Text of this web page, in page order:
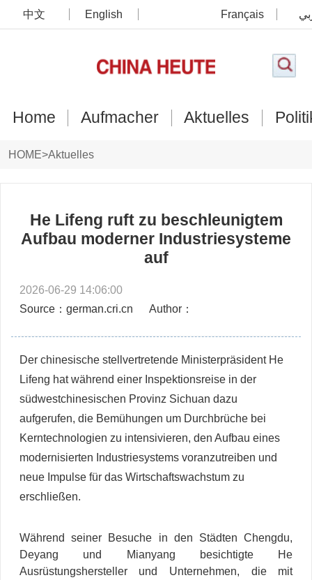
中文 English Français
Home Aufmacher Aktuelles
HOME>Aktuelles
He Lifeng ruft zu beschleunigtem
Aufbau moderner Industriesysteme
auf
2026-06-29 14:06:00
Source：german.cri.cn
Author：
Der chinesische stellvertretende Ministerpräsident He
Lifeng hat während einer Inspektionsreise in der
südwestchinesischen Provinz Sichuan dazu
aufgerufen, die Bemühungen um Durchbrüche bei
Kerntechnologien zu intensivieren, den Aufbau eines
modernisierten Industriesystems voranzutreiben und
neue Impulse für das Wirtschaftswachstum zu
erschließen.
Während seiner Besuche in den Städten Chengdu,
Deyang und Mianyang besichtigte He
Ausrüstungshersteller und Unternehmen, die mit